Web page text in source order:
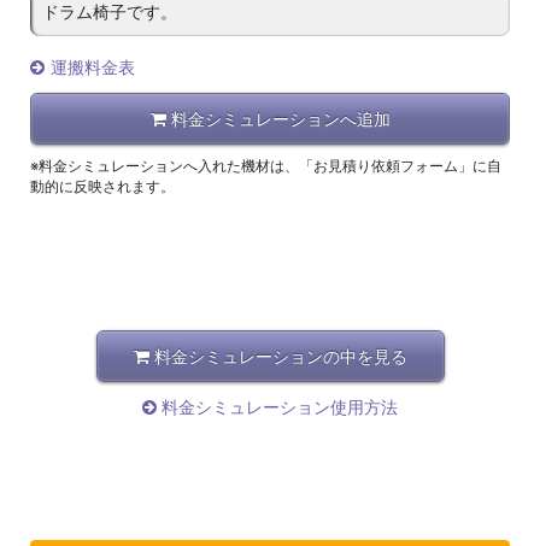
ドラム椅子です。
運搬料金表
料金シミュレーションへ追加
※料金シミュレーションへ入れた機材は、「お見積り依頼フォーム」に自
動的に反映されます。
料金シミュレーションの中を見る
料金シミュレーション使用方法